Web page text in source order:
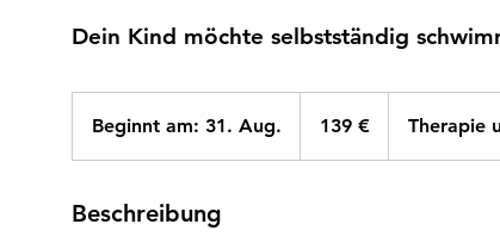
Dein Kind möchte selbstständig
Beginnt am: 31. Aug.
e
139 € Therapie
Beschreibung